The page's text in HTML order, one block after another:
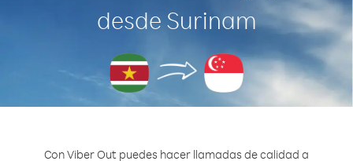
desde Surinam
Con Viber Out puedes hacer llamadas de calidad a